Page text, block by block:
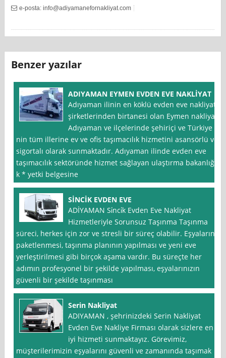
e-posta:info@adiyamanefornakliyat.com
Benzer yazılar
ADIYAMAN EYMEN EVDEN EVE NAKLİYAT
Adıyaman ilinin en köklü evden eve nakliyat
şirketlerinden birtanesi olan Eymen nakliyat
Adıyaman ve ilçelerinde şehiriçi ve Türkiye
nin tüm illerine ev ve ofis taşımacılık hizmetini asansörlü ve
sigortalı olarak sunmaktadır. Adıyaman ilinde evden eve
taşımacılık sektöründe hizmet sağlayan ulaştırma bakanlığı
k * yetki belgesine
SİNCİK EVDEN EVE
ADİYAMAN Si̇nci̇k Evden Eve Nakliyat
Hizmetleriyle Sorunsuz Taşınma Taşınma
süreci, herkes için zor ve stresli bir süreç olabilir. Eşyaların
paketlenmesi, taşınma planının yapılması ve yeni eve
yerleştirilmesi gibi birçok aşama vardır. Bu süreçte her
adımın profesyonel bir şekilde yapılması, eşyalarınızın
güvenli bir şekilde taşınması
Serin Nakliyat
ADIYAMAN , şehrinizdeki Serin Nakliyat
Evden Eve Nakliye Firması olarak sizlere en
iyi hizmeti sunmaktayız. Görevimiz,
müşterilerimizin eşyalarını güvenli ve zamanında taşımak